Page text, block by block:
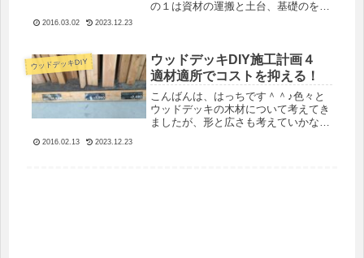
の１は資材の運搬と土台、基礎のを制
2016.03.02 2023.12.23
ウッドデッキDIY
ウッドデッキDIY施工計画４
適材適所でコストを抑える！
こんばんは、はっちです＾＾♪色々と
ウッドデッキの木材について考えてき
ましたが、形と広さも考えていかない
2016.02.13 2023.12.23